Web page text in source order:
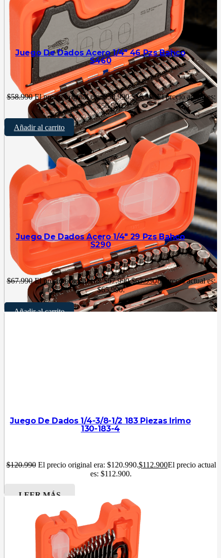
Juego De Dados Acero 1/4″ 46 Pzs Bahco
S460
$58.990 El precio original era: $58.990.$56.990El precio actual es:
$56.990.
Añadir al carrito
Juego De Dados Acero 1/4″ 29 Pzs Bahco
S290
$67.990 El precio original era: $67.990.$65.990El precio actual es:
$65.990.
Añadir al carrito
Juego De Dados 1/4-3/8-1/2 183 Piezas Irimo
130-183-4
$120.990 El precio original era: $120.990.$112.900El precio actual
es: $112.900.
LEER MÁS